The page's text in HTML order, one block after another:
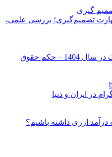
تصمیم‌گیری؛ بررسی علمی،
مقایسه درآمد معلم و پزشک در سال 1404 – حکم حقوق
در ایران و دنیا
درآمد ارزی داشته باشیم؟